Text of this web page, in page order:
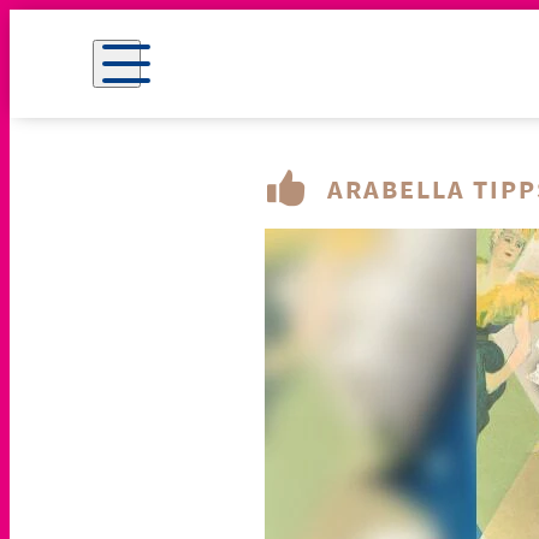
ARABELLA